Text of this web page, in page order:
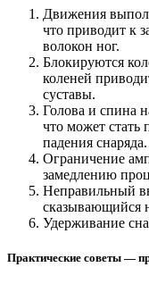
Движения
что приводит к
волокон ног.
Блокируются
коленей
суставы.
Голова и спина
что может стать
падения снаряда.
Ограничение
замедлению
Неправильный
сказывающийся
Удерживание
Практические советы —